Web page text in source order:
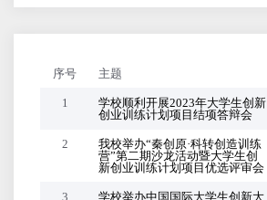
序号 主题
1
学校顺利开展2023年大学生创新
创业训练计划项目结项答辩会
2
我校举办“秦创原·科转创造训练
营”第二期沙龙活动暨大学生创
新创业训练计划项目优选评审会
3
学校举办中国国际大学生创新大